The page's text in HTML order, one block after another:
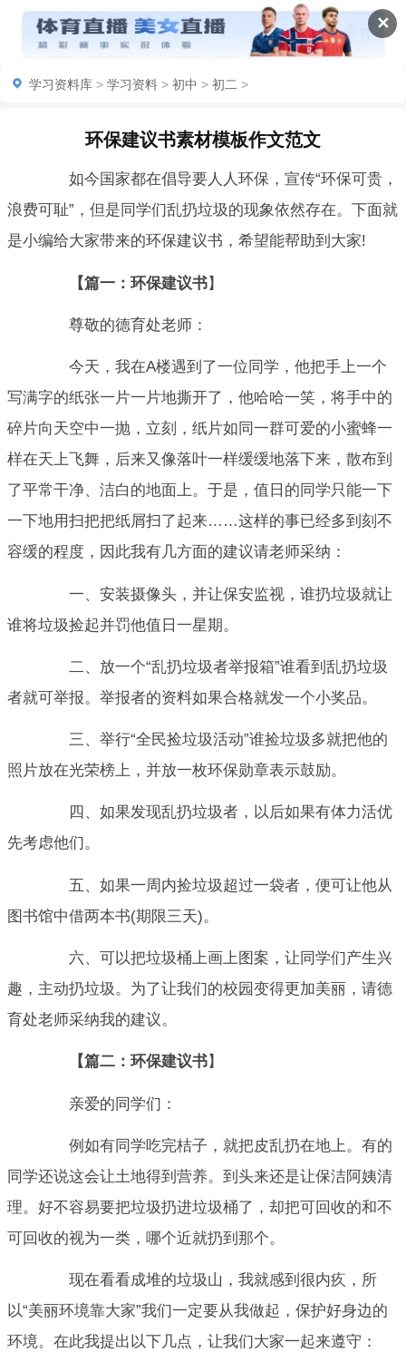
✕
学习资料库 > 学习资料 > 初中 > 初二 >
环保建议书素材模板作文范文
如今国家都在倡导要人人环保，宣传“环保可贵，
浪费可耻”，但是同学们乱扔垃圾的现象依然存在。下面就
是小编给大家带来的环保建议书，希望能帮助到大家!
【篇一：环保建议书】
尊敬的德育处老师：
今天，我在A楼遇到了一位同学，他把手上一个
写满字的纸张一片一片地撕开了，他哈哈一笑，将手中的
碎片向天空中一抛，立刻，纸片如同一群可爱的小蜜蜂一
样在天上飞舞，后来又像落叶一样缓缓地落下来，散布到
了平常干净、洁白的地面上。于是，值日的同学只能一下
一下地用扫把把纸屑扫了起来……这样的事已经多到刻不
容缓的程度，因此我有几方面的建议请老师采纳：
一、安装摄像头，并让保安监视，谁扔垃圾就让
谁将垃圾捡起并罚他值日一星期。
二、放一个“乱扔垃圾者举报箱”谁看到乱扔垃圾
者就可举报。举报者的资料如果合格就发一个小奖品。
三、举行“全民捡垃圾活动”谁捡垃圾多就把他的
照片放在光荣榜上，并放一枚环保勋章表示鼓励。
四、如果发现乱扔垃圾者，以后如果有体力活优
先考虑他们。
五、如果一周内捡垃圾超过一袋者，便可让他从
图书馆中借两本书(期限三天)。
六、可以把垃圾桶上画上图案，让同学们产生兴
趣，主动扔垃圾。为了让我们的校园变得更加美丽，请德
育处老师采纳我的建议。
【篇二：环保建议书】
亲爱的同学们：
例如有同学吃完桔子，就把皮乱扔在地上。有的
同学还说这会让土地得到营养。到头来还是让保洁阿姨清
理。好不容易要把垃圾扔进垃圾桶了，却把可回收的和不
可回收的视为一类，哪个近就扔到那个。
现在看看成堆的垃圾山，我就感到很内疚，所
以“美丽环境靠大家”我们一定要从我做起，保护好身边的
环境。在此我提出以下几点，让我们大家一起来遵守：